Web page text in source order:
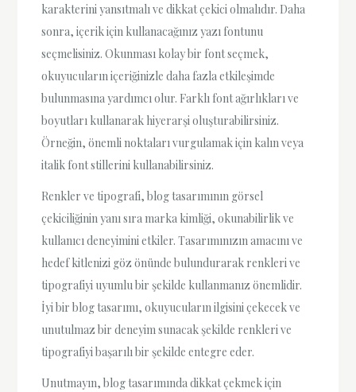
karakterini yansıtmalı ve dikkat çekici olmalıdır. Daha
sonra, içerik için kullanacağınız yazı fontunu
seçmelisiniz. Okunması kolay bir font seçmek,
okuyucuların içeriğinizle daha fazla etkileşimde
bulunmasına yardımcı olur. Farklı font ağırlıkları ve
boyutları kullanarak hiyerarşi oluşturabilirsiniz.
Örneğin, önemli noktaları vurgulamak için kalın veya
italik font stillerini kullanabilirsiniz.
Renkler ve tipografi, blog tasarımının görsel
çekiciliğinin yanı sıra marka kimliği, okunabilirlik ve
kullanıcı deneyimini etkiler. Tasarımınızın amacını ve
hedef kitlenizi göz önünde bulundurarak renkleri ve
tipografiyi uyumlu bir şekilde kullanmanız önemlidir.
İyi bir blog tasarımı, okuyucuların ilgisini çekecek ve
unutulmaz bir deneyim sunacak şekilde renkleri ve
tipografiyi başarılı bir şekilde entegre eder.
Unutmayın, blog tasarımında dikkat çekmek için